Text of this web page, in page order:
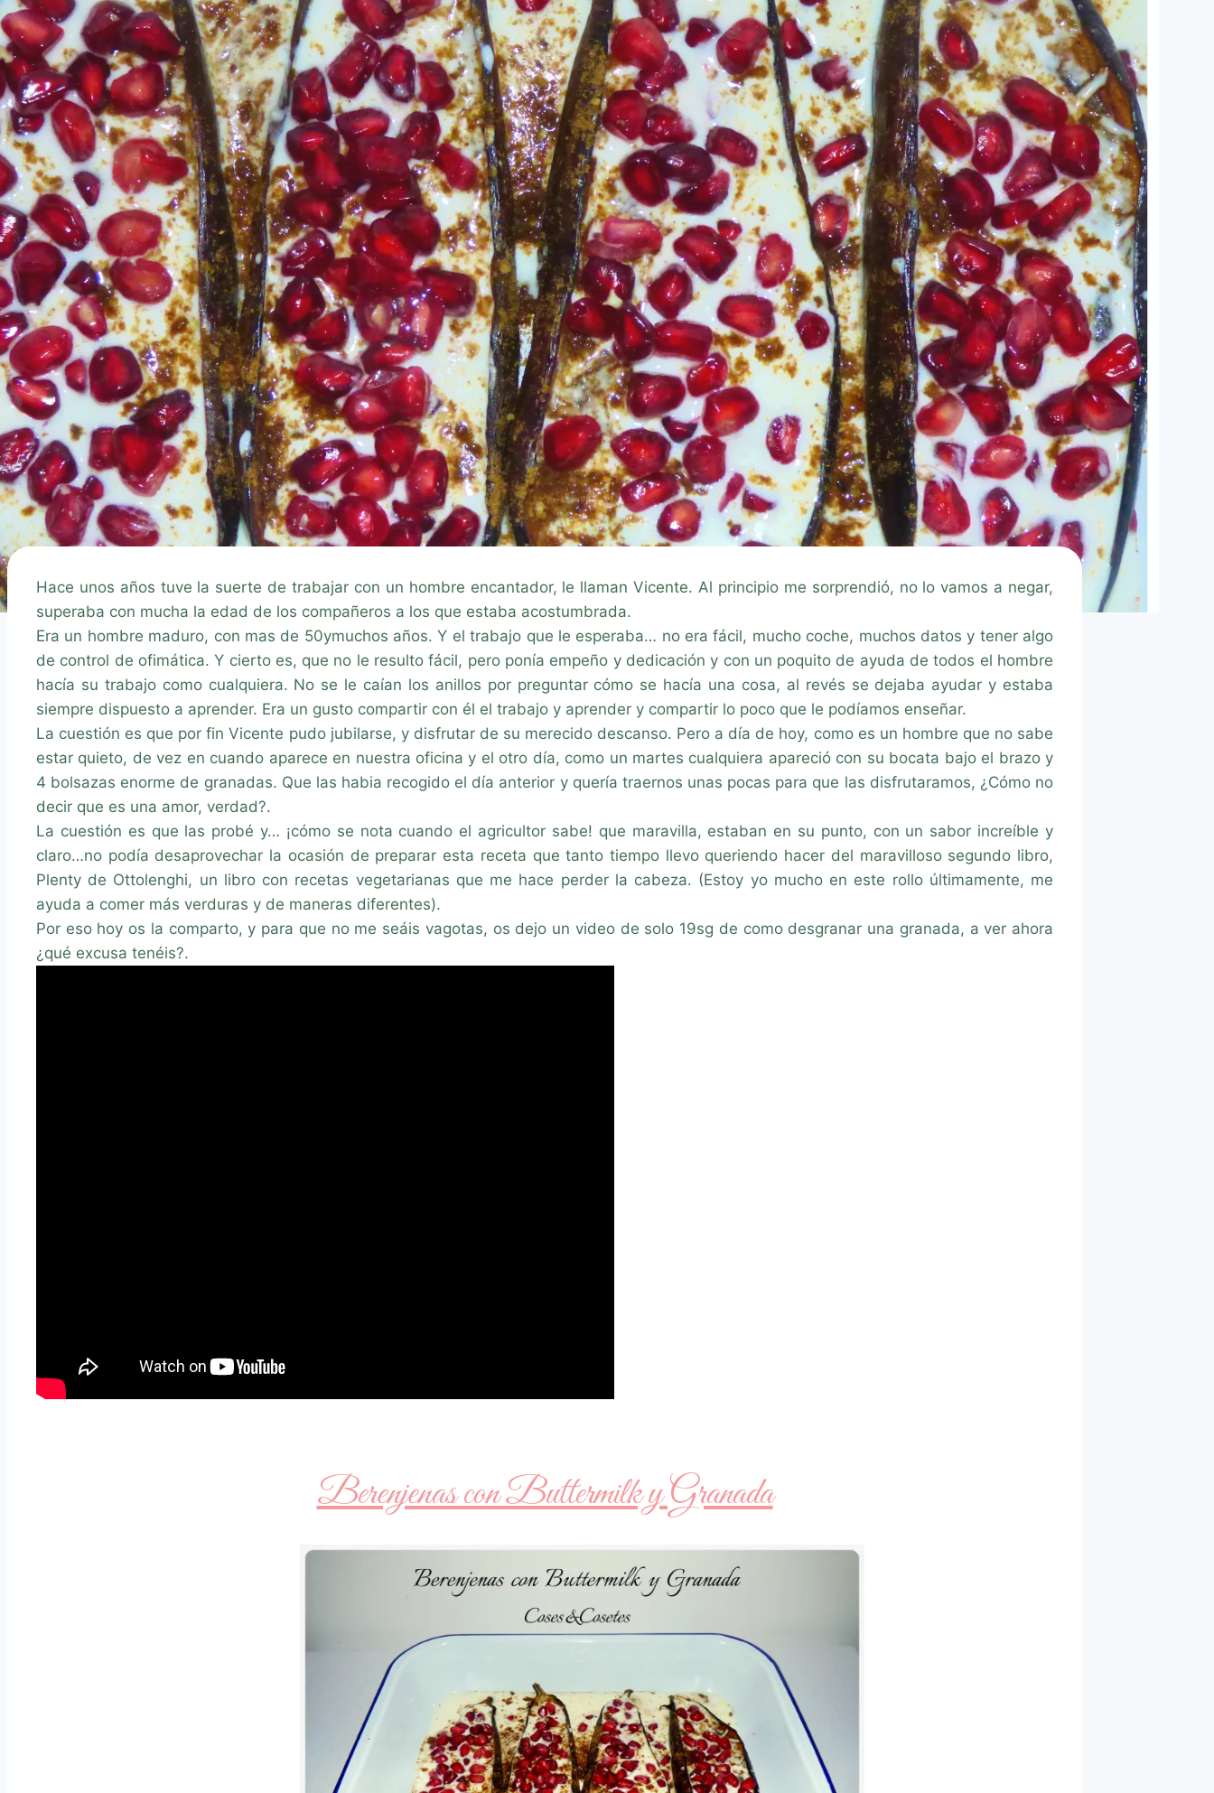
Hace unos años tuve la suerte de trabajar con un hombre encantador, le llaman Vicente. Al principio me sorprendió, no lo vamos a negar,
superaba con mucha la edad de los compañeros a los que estaba acostumbrada.
Era un hombre maduro, con mas de 50ymuchos años. Y el trabajo que le esperaba… no era fácil, mucho coche, muchos datos y tener algo
de control de ofimática. Y cierto es, que no le resulto fácil, pero ponía empeño y dedicación y con un poquito de ayuda de todos el hombre
hacía su trabajo como cualquiera. No se le caían los anillos por preguntar cómo se hacía una cosa, al revés se dejaba ayudar y estaba
siempre dispuesto a aprender. Era un gusto compartir con él el trabajo y aprender y compartir lo poco que le podíamos enseñar.
La cuestión es que por fin Vicente pudo jubilarse, y disfrutar de su merecido descanso. Pero a día de hoy, como es un hombre que no sabe
estar quieto, de vez en cuando aparece en nuestra oficina y el otro día, como un martes cualquiera apareció con su bocata bajo el brazo y
4 bolsazas enorme de granadas. Que las habia recogido el día anterior y quería traernos unas pocas para que las disfrutaramos, ¿Cómo no
decir que es una amor, verdad?.
La cuestión es que las probé y… ¡cómo se nota cuando el agricultor sabe! que maravilla, estaban en su punto, con un sabor increíble y
claro…no podía desaprovechar la ocasión de preparar esta receta que tanto tiempo llevo queriendo hacer del maravilloso segundo libro,
Plenty de Ottolenghi, un libro con recetas vegetarianas que me hace perder la cabeza. (Estoy yo mucho en este rollo últimamente, me
ayuda a comer más verduras y de maneras diferentes).
Por eso hoy os la comparto, y para que no me seáis vagotas, os dejo un video de solo 19sg de como desgranar una granada, a ver ahora
¿qué excusa tenéis?.
Berenjenas con Buttermilk y Granada